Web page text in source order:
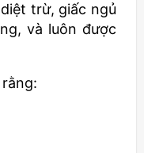
trừ, giấc ngủ
và luôn được